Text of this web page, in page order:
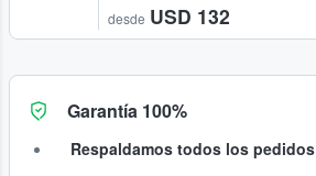
desde USD 132
Garantía 100%
Respaldamos todos los pedidos